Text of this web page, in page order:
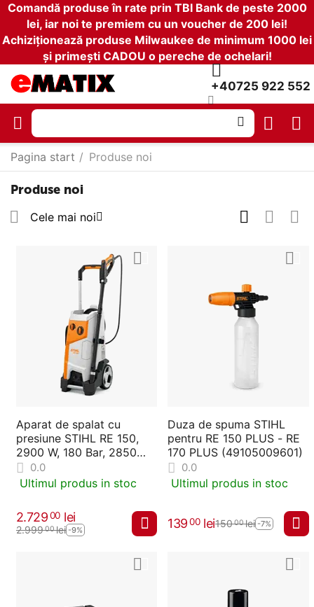
Comandă produse în rate prin TBI Bank de peste 2000
lei, iar noi te premiem cu un voucher de 200 lei!
Achiziționează produse Milwaukee de minimum 1000 lei
și primești CADOU o pereche de ochelari!
+40725 922 552
Pagina start / Produse noi
Produse noi
Cele mai noi
Aparat de spalat cu
presiune STIHL RE 150,
2900 W, 180 Bar, 2850
RPM, 610 l/h
0.0
Ultimul produs in stoc
2.72900 lei
2.99900lei -9%
Duza de spuma STIHL
pentru RE 150 PLUS - RE
170 PLUS (49105009601)
0.0
Ultimul produs in stoc
13900 lei15000lei -7%